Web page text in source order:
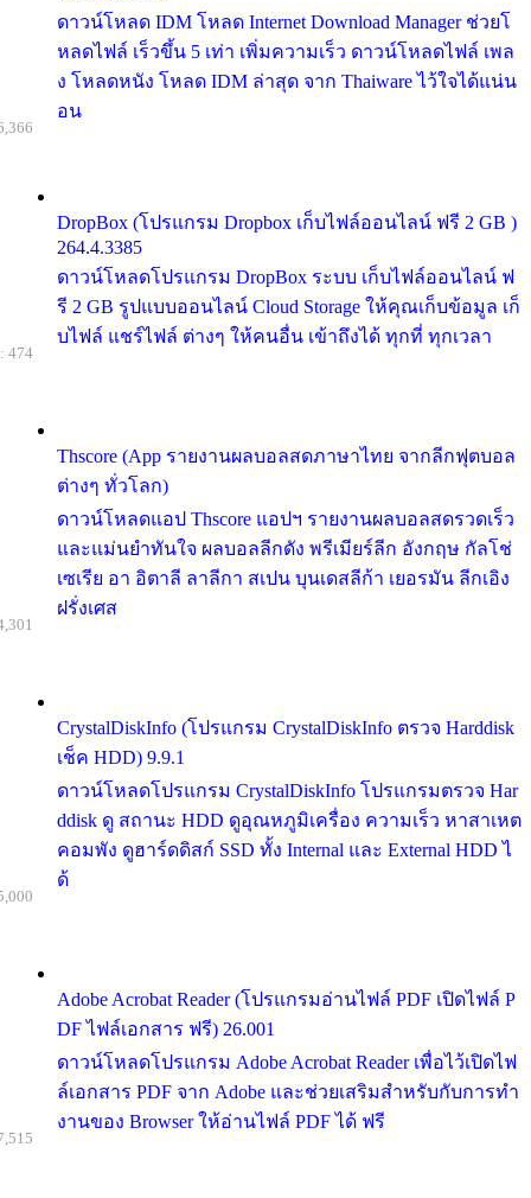
ดาวน์โหลด IDM โหลด Internet Download Manager ช่วยโ
หลดไฟล์ เร็วขึ้น 5 เท่า เพิ่มความเร็ว ดาวน์โหลดไฟล์ เพล
ง โหลดหนัง โหลด IDM ล่าสุด จาก Thaiware ไว้ใจได้แน่น
อน
DropBox (โปรแกรม Dropbox เก็บไฟล์ออนไลน์ ฟรี 2 GB )
264.4.3385
ดาวน์โหลดโปรแกรม DropBox ระบบ เก็บไฟล์ออนไลน์ ฟ
รี 2 GB รูปแบบออนไลน์ Cloud Storage ให้คุณเก็บข้อมูล เก็
บไฟล์ แชร์ไฟล์ ต่างๆ ให้คนอื่น เข้าถึงได้ ทุกที่ ทุกเวลา
Thscore (App รายงานผลบอลสดภาษาไทย จากลีกฟุตบอล
ต่างๆ ทั่วโลก)
ดาวน์โหลดแอป Thscore แอปฯ รายงานผลบอลสดรวดเร็ว
และแม่นยำทันใจ ผลบอลลีกดัง พรีเมียร์ลีก อังกฤษ กัลโช่
เซเรีย อา อิตาลี ลาลีกา สเปน บุนเดสลีก้า เยอรมัน ลีกเอิง
ฝรั่งเศส
474
CrystalDiskInfo (โปรแกรม CrystalDiskInfo ตรวจ Harddisk
เช็ค HDD) 9.9.1
ดาวน์โหลดโปรแกรม CrystalDiskInfo โปรแกรมตรวจ Har
ddisk ดู สถานะ HDD ดูอุณหภูมิเครื่อง ความเร็ว หาสาเหต
คอมพัง ดูฮาร์ดดิสก์ SSD ทั้ง Internal และ External HDD ไ
ด้
Adobe Acrobat Reader (โปรแกรมอ่านไฟล์ PDF เปิดไฟล์ P
DF ไฟล์เอกสาร ฟรี) 26.001
ดาวน์โหลดโปรแกรม Adobe Acrobat Reader เพื่อไว้เปิดไฟ
ล์เอกสาร PDF จาก Adobe และช่วยเสริมสำหรับกับการทำ
งานของ Browser ให้อ่านไฟล์ PDF ได้ ฟรี